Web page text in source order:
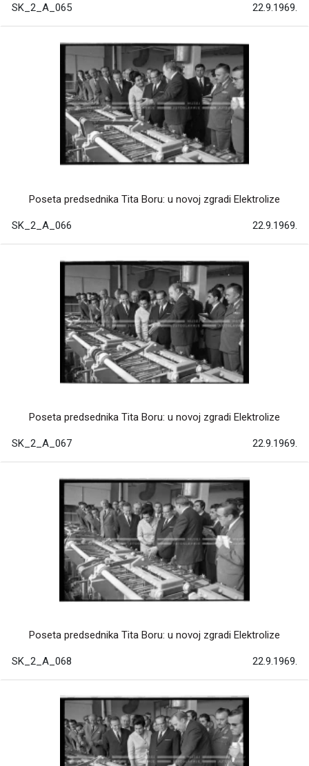
SK_2_A_065 22.9.1969.
Poseta predsednika Tita Boru: u novoj zgradi Elektrolize
SK_2_A_066 22.9.1969.
Poseta predsednika Tita Boru: u novoj zgradi Elektrolize
SK_2_A_067 22.9.1969.
Poseta predsednika Tita Boru: u novoj zgradi Elektrolize
SK_2_A_068 22.9.1969.